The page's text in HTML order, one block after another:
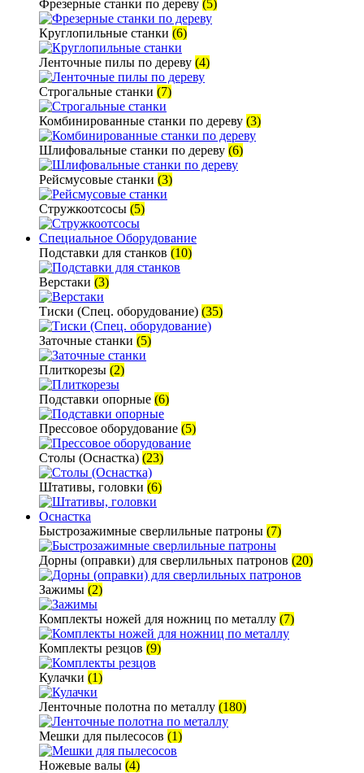
Фрезерные станки по дереву (5)
Круглопильные станки (6)
Ленточные пилы по дереву (4)
Строгальные станки (7)
Комбинированные станки по дереву (3)
Шлифовальные станки по дереву (6)
Рейсмусовые станки (3)
Стружкоотсосы (5)
Специальное Оборудование
Подставки для станков (10)
Верстаки (3)
Тиски (Спец. оборудование) (35)
Заточные станки (5)
Плиткорезы (2)
Подставки опорные (6)
Прессовое оборудование (5)
Столы (Оснастка) (23)
Штативы, головки (6)
Оснастка
Быстрозажимные сверлильные патроны (7)
Дорны (оправки) для сверлильных патронов (20)
Зажимы (2)
Комплекты ножей для ножниц по металлу (7)
Комплекты резцов (9)
Кулачки (1)
Ленточные полотна по металлу (180)
Мешки для пылесосов (1)
Ножевые валы (4)